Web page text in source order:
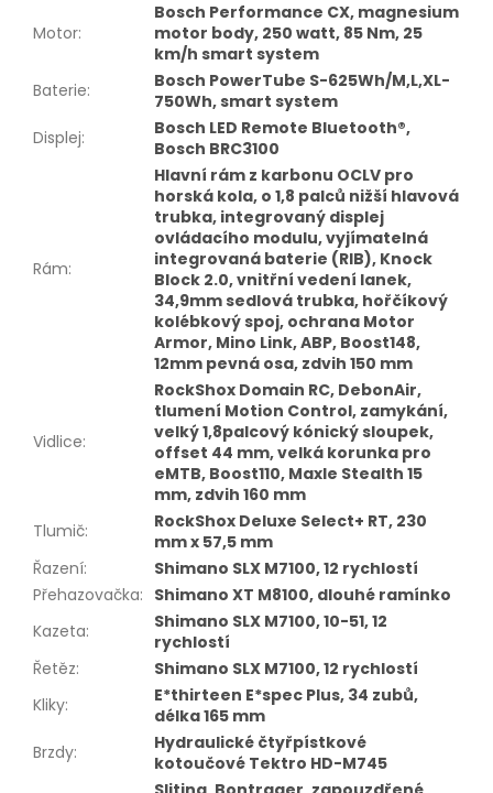
Motor:
Bosch Performance CX, magnesium
motor body, 250 watt, 85 Nm, 25
km/h smart system
Baterie:
Bosch PowerTube S-625Wh/M,L,XL-
750Wh, smart system
Displej:
Bosch LED Remote Bluetooth®,
Bosch BRC3100
Rám:
Hlavní rám z karbonu OCLV pro
horská kola, o 1,8 palců nižší hlavová
trubka, integrovaný displej
ovládacího modulu, vyjímatelná
integrovaná baterie (RIB), Knock
Block 2.0, vnitřní vedení lanek,
34,9mm sedlová trubka, hořčíkový
kolébkový spoj, ochrana Motor
Armor, Mino Link, ABP, Boost148,
12mm pevná osa, zdvih 150 mm
Vidlice:
RockShox Domain RC, DebonAir,
tlumení Motion Control, zamykání,
velký 1,8palcový kónický sloupek,
offset 44 mm, velká korunka pro
eMTB, Boost110, Maxle Stealth 15
mm, zdvih 160 mm
Tlumič:
RockShox Deluxe Select+ RT, 230
mm x 57,5 mm
Řazení:
Shimano SLX M7100, 12 rychlostí
Přehazovačka: Shimano XT M8100, dlouhé ramínko
Kazeta:
Shimano SLX M7100, 10-51, 12
rychlostí
Řetěz:
Shimano SLX M7100, 12 rychlostí
Kliky:
E*thirteen E*spec Plus, 34 zubů,
délka 165 mm
Brzdy:
Hydraulické čtyřpístkové
kotoučové Tektro HD-M745